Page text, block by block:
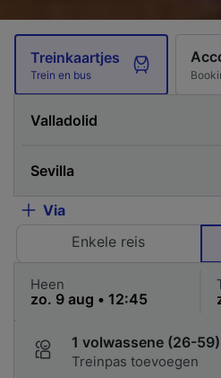
Treinkaartjes
Trein en bus
Via
Enkele reis
Heen
1 volwassene (26-59)
Treinpas toevoegen